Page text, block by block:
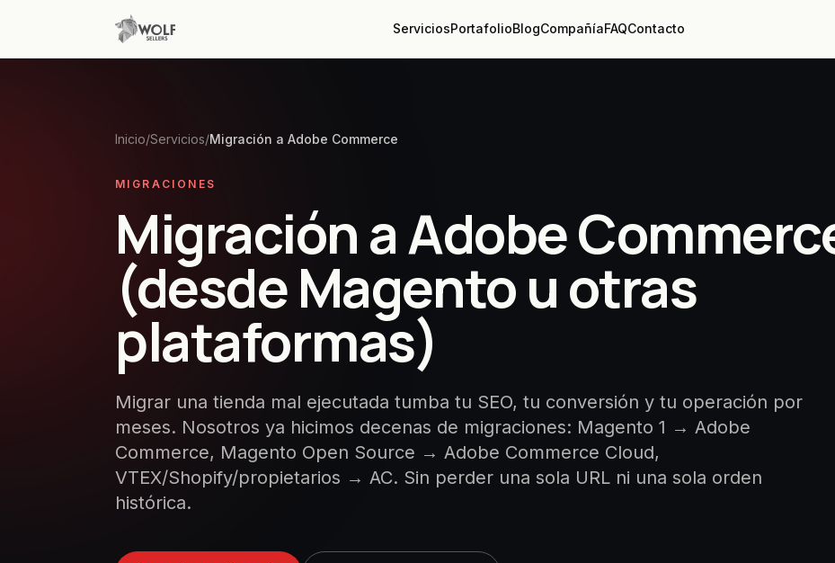
ServiciosPortafolioBlogCompañíaFAQContacto
Inicio/Servicios/Migración a Adobe Commerce
MIGRACIONES
Migración a Adobe
(desde Magento u otras
plataformas)
Migrar una tienda mal ejecutada tumba tu SEO, tu conversión y tu operación por
meses. Nosotros ya hicimos decenas de migraciones: Magento 1 → Adobe
Commerce, Magento Open Source → Adobe Commerce Cloud,
VTEX/Shopify/propietarios → AC. Sin perder una sola URL ni una sola orden
histórica.